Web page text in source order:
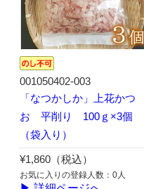
001050402-003
「なつかしか」上花かつ
お 平削り 100ｇ×3個
（袋入り）
¥1,860（税込）
お気に入りの登録人数：0人